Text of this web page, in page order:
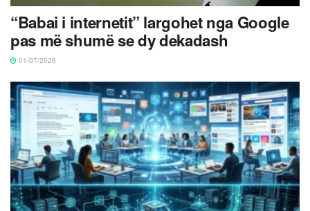
“Babai i internetit” largohet nga Google
pas më shumë se dy dekadash
01/07/2026